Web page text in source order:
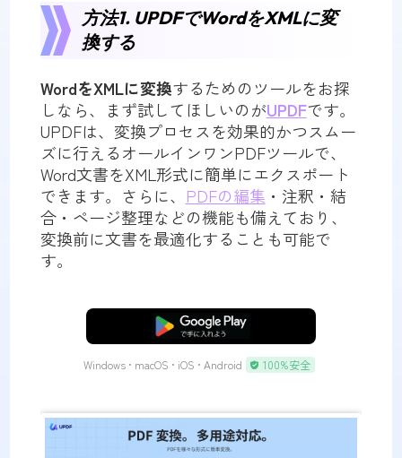
方法1. UPDFでWordをXMLに変
換する
WordをXMLに変換するためのツールをお探
しなら、まず試してほしいのがUPDFです。
UPDFは、変換プロセスを効果的かつスムー
ズに行えるオールインワンPDFツールで、
Word文書をXML形式に簡単にエクスポート
できます。さらに、 PDFの編集 ・注釈・結
合・ページ整理などの機能も備えており、
変換前に文書を最適化することも可能で
す。
無料ダウンロード
Windows • macOS • iOS • Android 100%安全